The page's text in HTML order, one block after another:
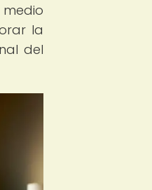
la
del